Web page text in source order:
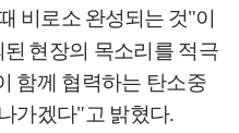
비로소 완성되는 것"이
현장의 목소리를 적극
함께 협력하는 탄소중
가겠다"고 밝혔다.